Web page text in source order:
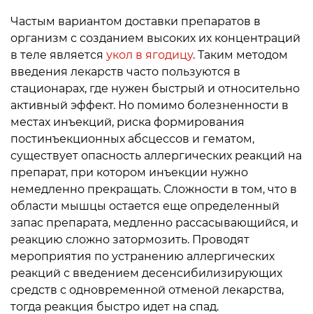
Частым вариантом доставки препаратов в
организм с созданием высоких их концентраций
в теле является укол в ягодицу. Таким методом
введения лекарств часто пользуются в
стационарах, где нужен быстрый и относительно
активный эффект. Но помимо болезненности в
местах инъекций, риска формирования
постинъекционных абсцессов и гематом,
существует опасность аллергических реакций на
препарат, при котором инъекции нужно
немедленно прекращать. Сложности в том, что в
области мышцы остается еще определенный
запас препарата, медленно рассасывающийся, и
реакцию сложно затормозить. Проводят
мероприятия по устранению аллергических
реакций с введением десенсибилизирующих
средств с одновременной отменой лекарства,
тогда реакция быстро идет на спад.